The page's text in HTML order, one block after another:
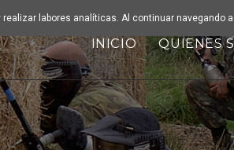
INICIO QUIENES
labores analíticas. Al continuar navegando